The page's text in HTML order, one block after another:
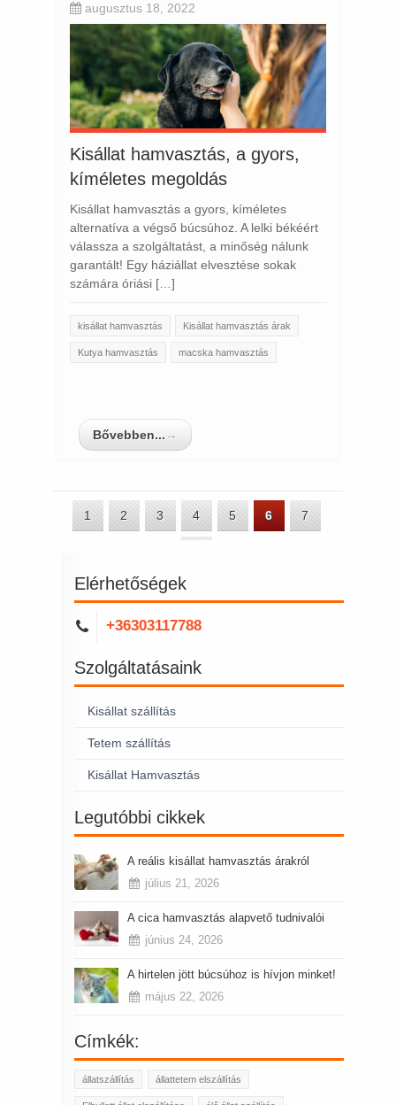
augusztus 18, 2022
Kisállat hamvasztás, a gyors,
kíméletes megoldás
Kisállat hamvasztás a gyors, kíméletes
alternatíva a végső búcsúhoz. A lelki békéért
válassza a szolgáltatást, a minőség nálunk
garantált! Egy háziállat elvesztése sokak
számára óriási […]
kisállat hamvasztás Kisállat hamvasztás árak
Kutya hamvasztás macska hamvasztás
Bővebben... →
1 2 3 4 5 6 7
Elérhetőségek
+36303117788
Szolgáltatásaink
Kisállat szállítás
Tetem szállítás
Kisállat Hamvasztás
Legutóbbi cikkek
A reális kisállat hamvasztás árakról
július 21, 2026
A cica hamvasztás alapvető tudnivalói
június 24, 2026
A hirtelen jött búcsúhoz is hívjon minket!
május 22, 2026
Címkék:
állatszállítás állattetem elszállítás